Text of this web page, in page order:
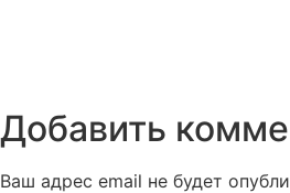
Добавить
Ваш адрес email не будет